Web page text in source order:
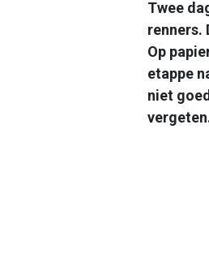
Twee
renners.
Op
etappe
niet